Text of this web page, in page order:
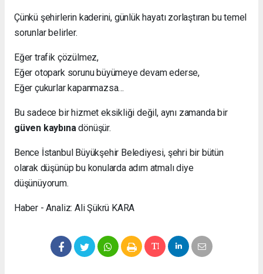
Çünkü şehirlerin kaderini, günlük hayatı zorlaştıran bu temel
sorunlar belirler.
Eğer trafik çözülmez,
Eğer otopark sorunu büyümeye devam ederse,
Eğer çukurlar kapanmazsa…
Bu sadece bir hizmet eksikliği değil, aynı zamanda bir
güven kaybına dönüşür.
Bence İstanbul Büyükşehir Belediyesi, şehri bir bütün
olarak düşünüp bu konularda adım atmalı diye
düşünüyorum.
Haber - Analiz: Ali Şükrü KARA